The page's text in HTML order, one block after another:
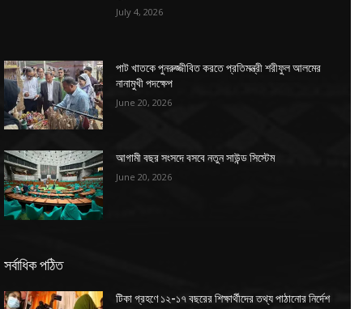
July 4, 2026
পাট খাতকে পুনরুজ্জীবিত করতে প্রতিমন্ত্রী শরীফুল আলমের
নানামুখী পদক্ষেপ
June 20, 2026
আগামী বছর সংসদে বসবে নতুন সাউন্ড সিস্টেম
June 20, 2026
সর্বাধিক পঠিত
টিকা গ্রহণে ১২-১৭ বছরের শিক্ষার্থীদের তথ্য পাঠানোর নির্দেশ